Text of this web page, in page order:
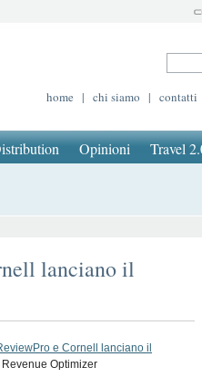
home | chi siamo | contatti
Opinioni Travel
lanciano il
e Cornell lanciano il
Optimizer